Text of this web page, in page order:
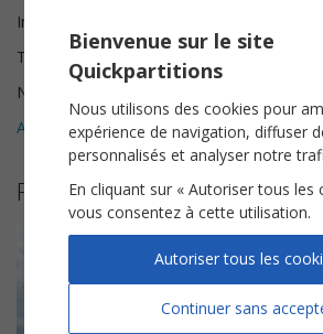
Instrumentation
Tonalité
Nombre de pages
Avis clients (1)
Plus de partitions de Zazie
Bienvenue sur le site
Quickpartitions
Nous utilisons des cookies pour
expérience de navigation, diffuser
personnalisés et analyser notre
En cliquant sur « Autoriser tous les
vous consentez à cette utilisation.
Continuer sans
Autoriser tous les